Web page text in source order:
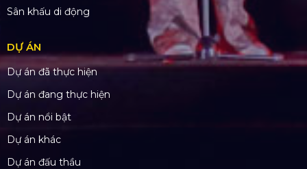
Sân khấu di động
DỰ ÁN
Dự án đã thực hiện
Dự án đang thực hiện
Dự án nổi bật
Dự án khác
Dự án đấu thầu